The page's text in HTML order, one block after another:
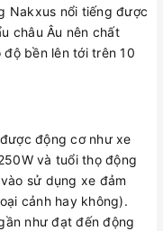
Nakxus nổi tiếng được
châu Âu nên chất
bền lên tới trên 10
động cơ như xe
và tuổi thọ động
sử dụng xe đảm
cảnh hay không).
như đạt đến động